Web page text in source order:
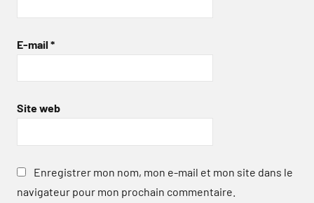
E-mail *
Site web
Enregistrer mon nom, mon e-mail et mon site dans le
navigateur pour mon prochain commentaire.